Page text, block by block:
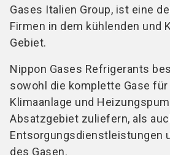
Gases Italien Group, ist eine
Firmen in dem kühlenden und
Gebiet.
Nippon Gases Refrigerants
sowohl die komplette Gase für
Klimaanlage und
Absatzgebiet zuliefern, als
Entsorgungsdienstleistungen
des Gasen.